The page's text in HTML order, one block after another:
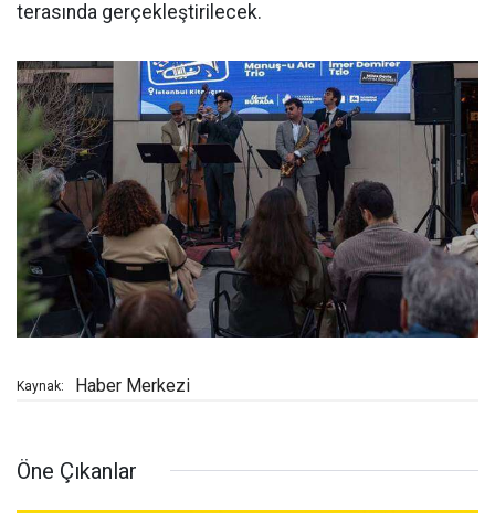
terasında gerçekleştirilecek.
Kaynak: Haber Merkezi
Öne Çıkanlar